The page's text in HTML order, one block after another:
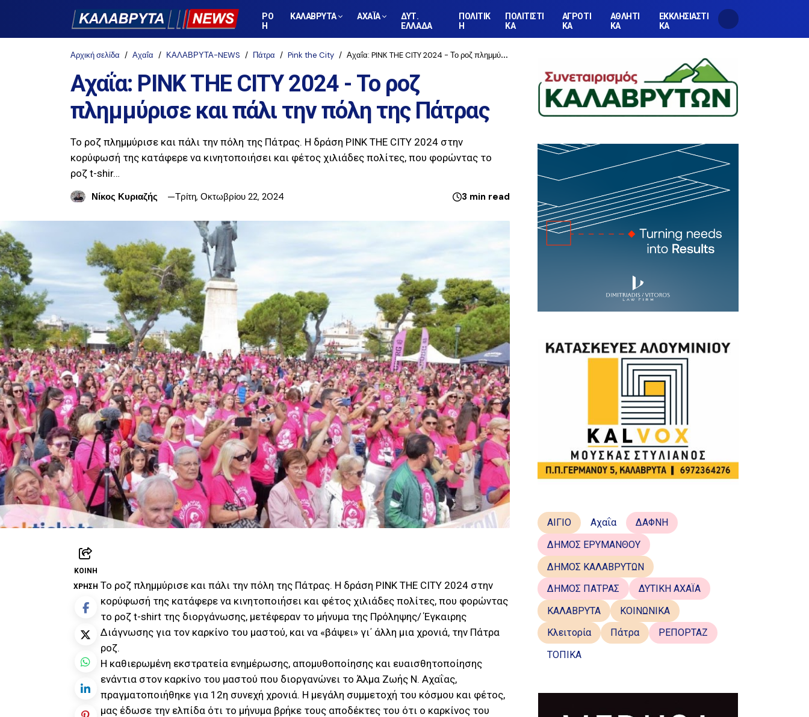
ΡΟ
Η
ΚΑΛΑΒΡΥΤΑ ΑΧΑΪΑ
ΔΥΤ.
ΕΛΛΑΔΑ
ΠΟΛΙΤΙΚ
Η
ΠΟΛΙΤΙΣΤΙ
ΚΑ
ΑΓΡΟΤΙ
ΚΑ
ΑΘΛΗΤΙ
ΚΑ
ΕΚΚΛΗΣΙΑΣΤΙ
ΚΑ
Αρχική σελίδα Αχαΐα ΚΑΛΑΒΡΥΤΑ-NEWS Πάτρα Pink the City Αχαΐα: PINK THE CITY 2024 - Το ροζ πλημμύρισε και πάλι την πόλη της Πάτρας
Αχαΐα: PINK THE CITY 2024 - Το ροζ
πλημμύρισε και πάλι την πόλη της Πάτρας
Το ροζ πλημμύρισε και πάλι την πόλη της Πάτρας. Η δράση PINK THE CITY 2024 στην
κορύφωσή της κατάφερε να κινητοποιήσει και φέτος χιλιάδες πολίτες, που φορώντας το
ροζ t-shir…
Νίκος Κυριαζής
Τρίτη, Οκτωβρίου 22, 2024 3 min read
ΚΟΙΝΉ
ΧΡΉΣΗ Το ροζ πλημμύρισε και πάλι την πόλη της Πάτρας. Η δράση PINK THE CITY 2024 στην
κορύφωσή της κατάφερε να κινητοποιήσει και φέτος χιλιάδες πολίτες, που φορώντας
το ροζ t-shirt της διοργάνωσης, μετέφεραν το μήνυμα της Πρόληψης/ Έγκαιρης
Διάγνωσης για τον καρκίνο του μαστού, και να «βάψει» γι΄ άλλη μια χρονιά, την Πάτρα
ροζ.
Η καθιερωμένη εκστρατεία ενημέρωσης, απομυθοποίησης και ευαισθητοποίησης
ενάντια στον καρκίνο του μαστού που διοργανώνει το Άλμα Ζωής Ν. Αχαΐας,
πραγματοποιήθηκε για 12η συνεχή χρονιά. Η μεγάλη συμμετοχή του κόσμου και φέτος,
μας έδωσε την ελπίδα ότι το μήνυμα βρήκε τους αποδέκτες του ότι ο καρκίνος του
ΑΙΓΙΟ Αχαΐα
ΔΑΦΝΗ
ΔΗΜΟΣ ΕΡΥΜΑΝΘΟΥ
ΔΗΜΟΣ ΚΑΛΑΒΡΥΤΩΝ
ΔΗΜΟΣ ΠΑΤΡΑΣ
ΔΥΤΙΚΗ ΑΧΑΪΑ
ΚΑΛΑΒΡΥΤΑ
ΚΟΙΝΩΝΙΚΑ
Κλειτορία
Πάτρα
ΡΕΠΟΡΤΑΖ
ΤΟΠΙΚΑ